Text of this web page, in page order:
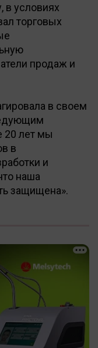
в условиях
торговых
продаж и
в своем
20 лет мы
в
и
наша
защищена».